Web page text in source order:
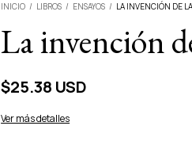
INICIO / LIBROS / ENSAYOS / LA INVENCIÓN DE
La invención
$25.38 USD
Ver más detalles